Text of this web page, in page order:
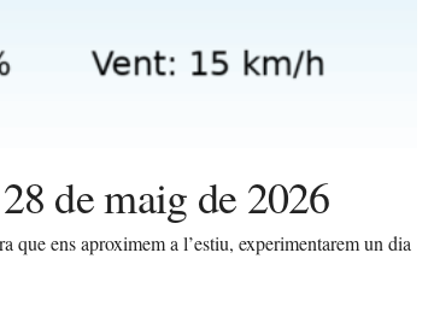
de maig de 2026
ens aproximem a l’estiu, experimentarem un dia